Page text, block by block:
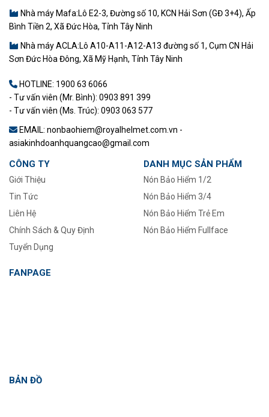
Nhà máy Mafa:Lô E2-3, Đường số 10, KCN Hải Sơn (GĐ 3+4), Ấp
Bình Tiền 2, Xã Đức Hòa, Tỉnh Tây Ninh
Nhà máy ACLA:Lô A10-A11-A12-A13 đường số 1, Cụm CN Hải
Sơn Đức Hòa Đông, Xã Mỹ Hạnh, Tỉnh Tây Ninh
HOTLINE: 1900 63 6066
- Tư vấn viên (Mr. Bình): 0903 891 399
- Tư vấn viên (Ms. Trúc): 0903 063 577
EMAIL: nonbaohiem@royalhelmet.com.vn -
asiakinhdoanhquangcao@gmail.com
CÔNG TY
Giới Thiệu
Tin Tức
–
Liên Hệ
Chính Sách & Quy Định
Tuyển Dụng
DANH MỤC SẢN PHẨM
Nón Bảo Hiểm 1/2
Nón Bảo Hiểm 3/4
Nón Bảo Hiểm Trẻ Em
Nón Bảo Hiểm Fullface
FANPAGE
BẢN ĐỒ